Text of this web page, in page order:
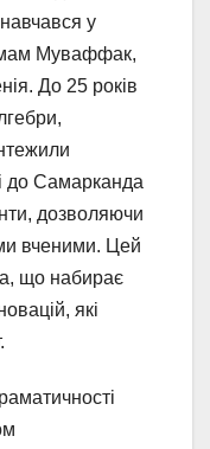
у
Муваффак,
До 25 років
до Самарканда
дозволяючи
вченими. Цей
що набирає
які